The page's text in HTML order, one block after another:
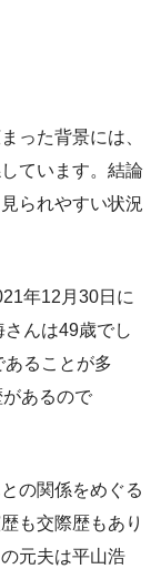
った背景には、
ています。結論
られやすい状況
年12月30日に
んは49歳でし
ることが多
あるので
の関係をめぐる
も交際歴もあり
元夫は平山浩